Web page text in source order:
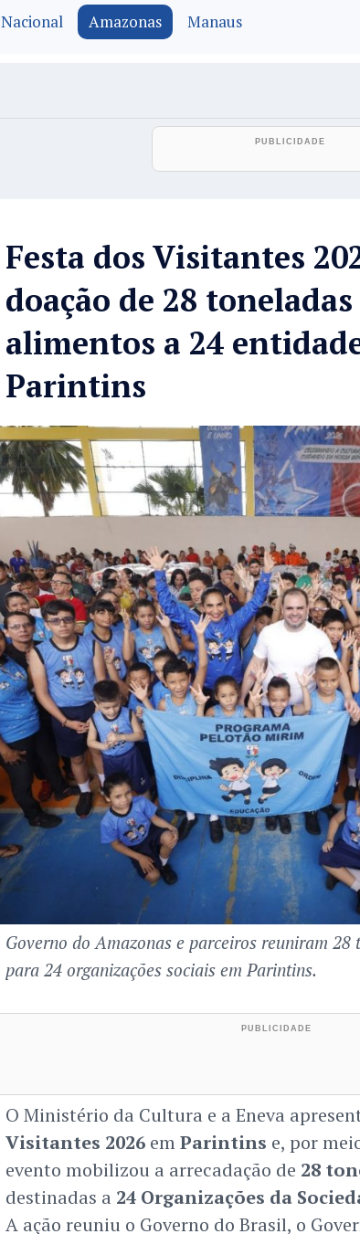
Nacional Amazonas Manaus
Festa dos Visitantes
doação de 28 toneladas
alimentos a 24
Parintins
Governo do Amazonas e parceiros reuniram 28
para 24 organizações sociais em Parintins.
O Ministério da Cultura e a Eneva
Visitantes 2026emParintins e, por
evento mobilizou a arrecadação de 28
destinadas a 24 Organizações da
A ação reuniu o Governo do Brasil, o